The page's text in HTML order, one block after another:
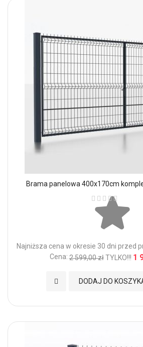
Brama panelowa 400x170cm
Ocena:
Najniższa cena w okresie 30 dni przed
Cena: 2 599,00 zł TYLKO!!! 1
DODAJ DO
Dodaj do Ulubionych